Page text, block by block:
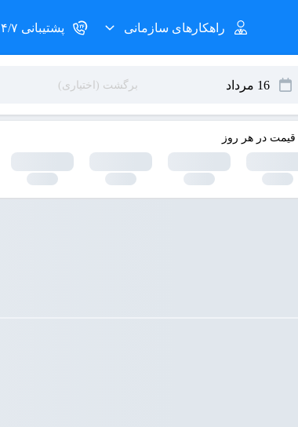
راهکارهای سازمانی پشتیبانی ۲۴/۷
قیمت در هر روز